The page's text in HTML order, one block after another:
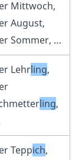
Mittwoch,
August,
Sommer, …
Lehrling,
ling,
Teppich,